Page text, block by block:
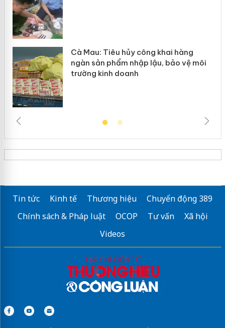
Cà Mau: Tiêu hủy công khai hàng
ngàn sản phẩm nhập lậu, bảo vệ môi
trường kinh doanh
Tin tức Kinh tế Thương hiệu
Chuyển động 389
Chính sách & Pháp luật
OCOP Tư vấn
Xã hội
Videos